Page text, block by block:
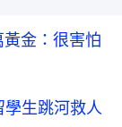
金：很害怕
生跳河救人